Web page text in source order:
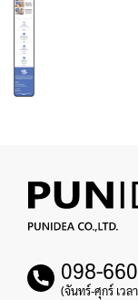
098-
(จันทร์-ศุกร์ เวล